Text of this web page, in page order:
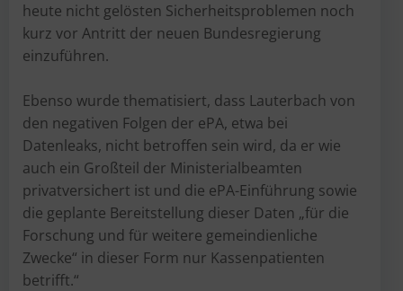
heute nicht gelösten Sicherheitsproblemen noch
kurz vor Antritt der neuen Bundesregierung
einzuführen.
Ebenso wurde thematisiert, dass Lauterbach von
den negativen Folgen der ePA, etwa bei
Datenleaks, nicht betroffen sein wird, da er wie
auch ein Großteil der Ministerialbeamten
privatversichert ist und die ePA-Einführung sowie
die geplante Bereitstellung dieser Daten „für die
Forschung und für weitere gemeindienliche
Zwecke“ in dieser Form nur Kassenpatienten
betrifft.“